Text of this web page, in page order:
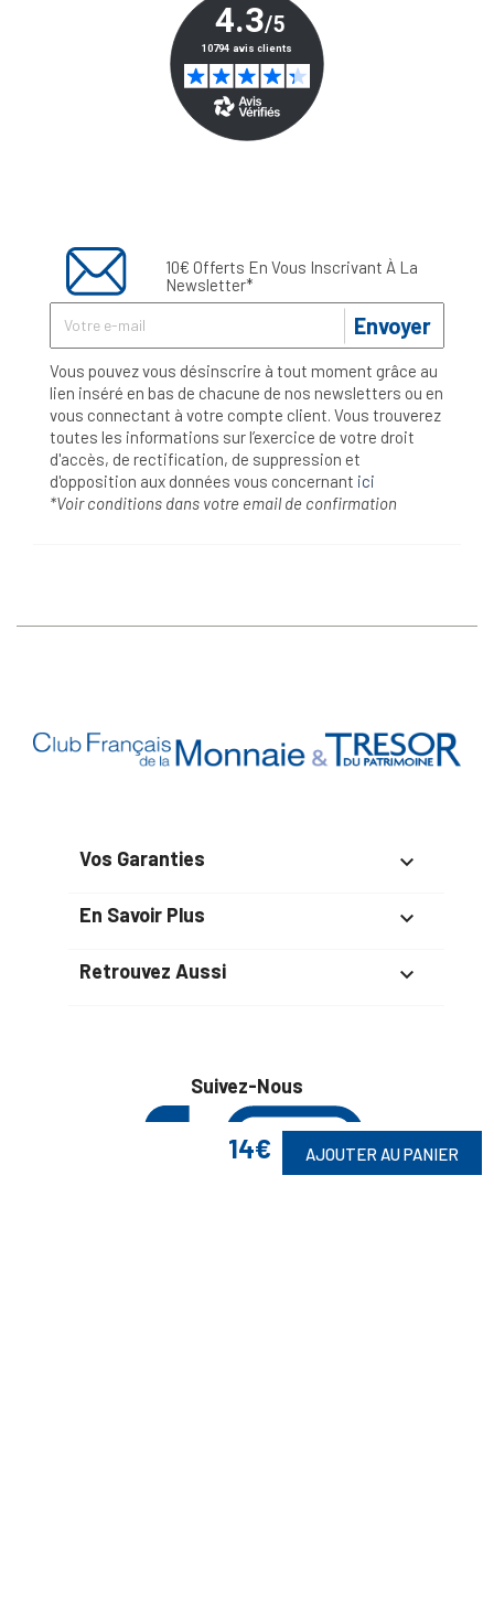
14€ AJOUTER AU PANIER
10€ Offerts En Vous Inscrivant À La
Newsletter*
Envoyer
Vous pouvez vous désinscrire à tout moment grâce au
lien inséré en bas de chacune de nos newsletters ou en
vous connectant à votre compte client. Vous trouverez
toutes les informations sur l’exercice de votre droit
d'accès, de rectification, de suppression et
d'opposition aux données vous concernant ici
*Voir conditions dans votre email de confirmation
Vos Garanties 
En Savoir Plus 
Retrouvez Aussi 
Suivez-Nous